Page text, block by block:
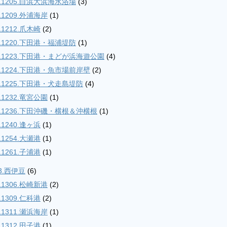
外浦海岸 (1)
爪木崎 (2)
下田港・福浦堤防 (1)
下田港・まどが浜海遊公園 (4)
下田港・魚市場前岸壁 (2)
下田港・犬走島堤防 (4)
竜宮公園 (1)
下田沖磯・横根＆沖横根 (1)
逢ヶ浜 (1)
大瀬港 (1)
子浦港 (1)
西伊豆 (6)
松崎新港 (2)
仁科港 (2)
瀬浜海岸 (1)